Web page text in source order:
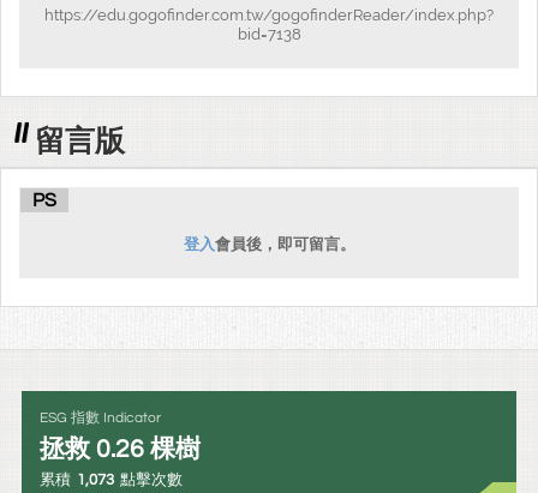
https://edu.gogofinder.com.tw/gogofinderReader/index.php?
bid=7138
留言版
PS
登入會員後，即可留言。
ESG 指數 Indicator
拯救 0.26 棵樹
累積 1,073 點擊次數